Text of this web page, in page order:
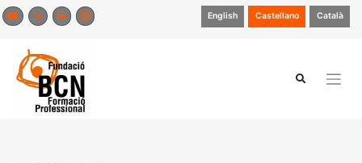
Saltar
al
English Castellano Català